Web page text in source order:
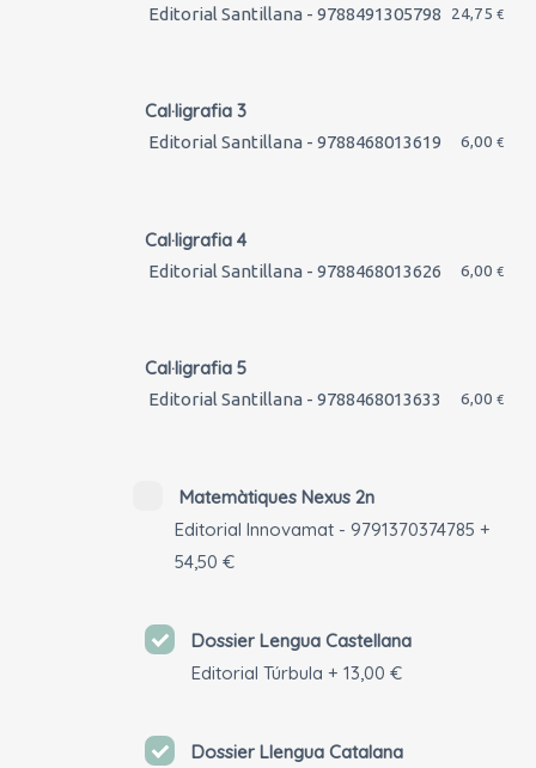
Editorial Santillana - 9788491305798 24,75€
Cal·ligrafia 3
Editorial Santillana - 9788468013619 6,00€
Cal·ligrafia 4
Editorial Santillana - 9788468013626 6,00€
Cal·ligrafia 5
Editorial Santillana - 9788468013633 6,00€
Matemàtiques Nexus 2n
Editorial Innovamat - 9791370374785 +
54,50 €
Dossier Lengua Castellana
Editorial Túrbula + 13,00 €
Dossier Llengua Catalana